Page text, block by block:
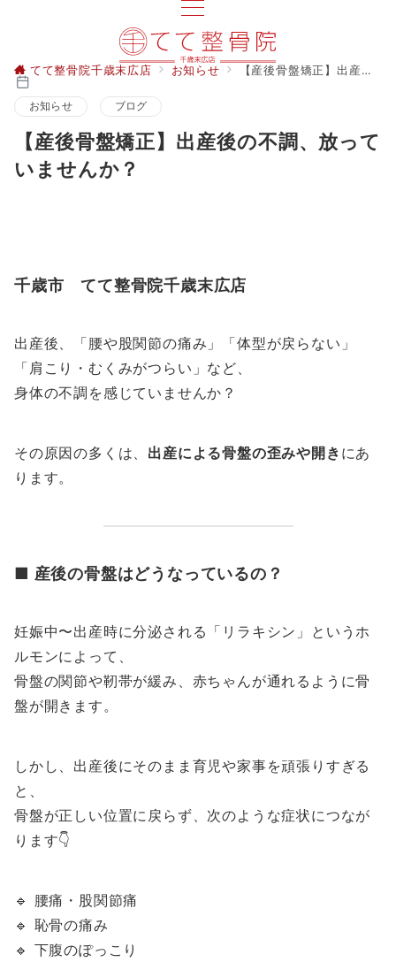
てて整骨院千歳末広店 お知らせ 【産後骨盤矯正】出産後の不調、放っていませんか？
お知らせ ブログ
【産後骨盤矯正】出産後の不調、放って
いませんか？
千歳市 てて整骨院千歳末広店
出産後、「腰や股関節の痛み」「体型が戻らない」
「肩こり・むくみがつらい」など、
身体の不調を感じていませんか？
その原因の多くは、 出産による骨盤の歪みや開き にあ
ります。
■ 産後の骨盤はどうなっているの？
妊娠中〜出産時に分泌される「リラキシン」というホ
ルモンによって、
骨盤の関節や靭帯が緩み、赤ちゃんが通れるように骨
盤が開きます。
しかし、出産後にそのまま育児や家事を頑張りすぎる
と、
骨盤が正しい位置に戻らず、次のような症状につなが
ります👇
🔹 腰痛・股関節痛
🔹 恥骨の痛み
🔹 下腹のぽっこり